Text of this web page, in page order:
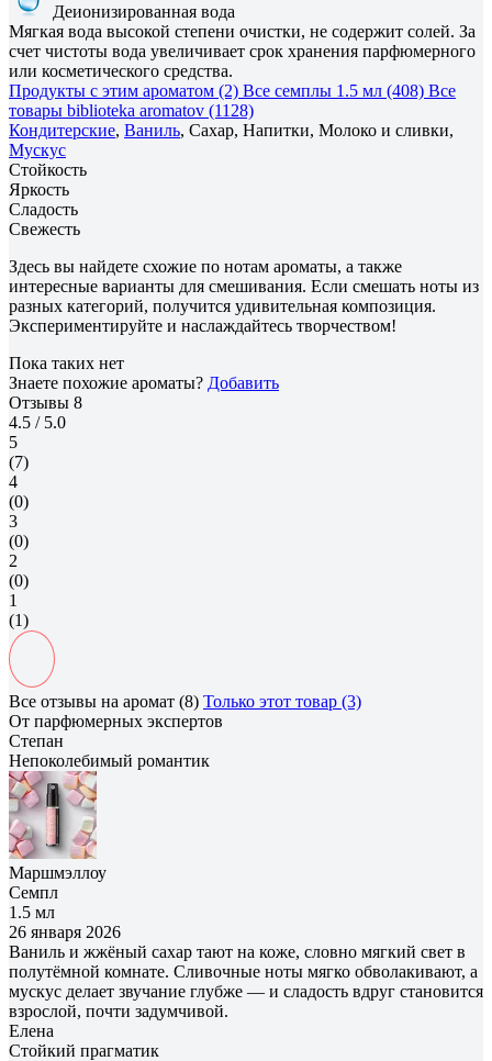
Деионизированная вода
Мягкая вода высокой степени очистки, не содержит солей. За
счет чистоты вода увеличивает срок хранения парфюмерного
или косметического средства.
Продукты с этим ароматом (2) Все семплы 1.5 мл (408) Все
товары biblioteka aromatov (1128)
Кондитерские, Ваниль, Сахар, Напитки, Молоко и сливки,
Мускус
Стойкость
Яркость
Сладость
Свежесть
Здесь вы найдете схожие по нотам ароматы, а также
интересные варианты для смешивания. Если смешать ноты из
разных категорий, получится удивительная композиция.
Экспериментируйте и наслаждайтесь творчеством!
Пока таких нет
Знаете похожие ароматы? Добавить
Отзывы 8
4.5 / 5.0
5
(7)
4
(0)
3
(0)
2
(0)
1
(1)
Все отзывы на аромат (8) Только этот товар (3)
От парфюмерных экспертов
Степан
Непоколебимый романтик
Маршмэллоу
Семпл
1.5 мл
26 января 2026
Ваниль и жжёный сахар тают на коже, словно мягкий свет в
полутёмной комнате. Сливочные ноты мягко обволакивают, а
мускус делает звучание глубже — и сладость вдруг становится
взрослой, почти задумчивой.
Елена
Cтойкий прагматик